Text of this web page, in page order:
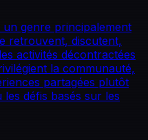
genre principalement
retrouvent, discutent,
activités décontractées
la communauté,
partagées plutôt
défis basés sur les